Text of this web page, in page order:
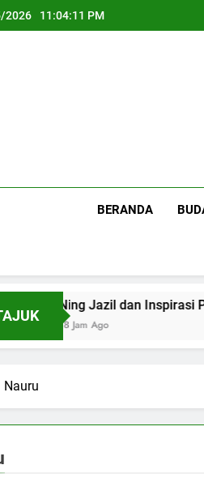
2026 11:04:12 PM
BERANDA
Ning Jazil dan Inspirasi
18 Jam Ago
Nauru